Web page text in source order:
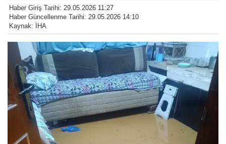
Haber Giriş Tarihi: 29.05.2026 11:27
Haber Güncellenme Tarihi: 29.05.2026 14:10
Kaynak: İHA